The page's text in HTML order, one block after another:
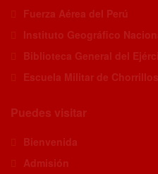
Fuerza Aérea del Perú
Instituto Geográfico
Biblioteca General del
Escuela Militar de Chorrillos
Puedes visitar
Bienvenida
Admisión